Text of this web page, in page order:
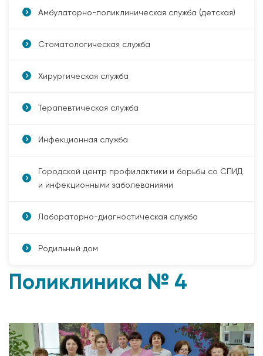
Амбулаторно-поликлиническая служба (детская)
Стоматологическая служба
Хирургическая служба
Терапевтическая служба
Инфекционная служба
Городской центр профилактики и борьбы со СПИД
и инфекционными заболеваниями
Лабораторно-диагностическая служба
Родильный дом
Поликлиника № 4